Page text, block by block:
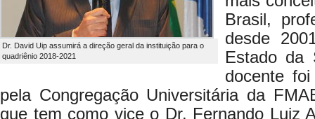
Dr. David Uip assumirá a direção geral da instituição para o
quadriênio 2018-2021
Brasil,
desde
Estado da
docente
pela Congregação Universitária da
que tem como vice o Dr. Fernando Luiz